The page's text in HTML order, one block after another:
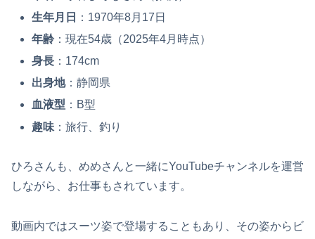
生年月日
：​1970年8月17日​
年齢 ：​現在54歳（2025年4月時点）​
身長 ：​174cm​
出身地：​静岡県​
血液型 ：​B型​
趣味 ：​旅行、釣り​
ひろさんも、めめさんと一緒にYouTubeチャンネルを運営
しながら、お仕事もされています。​
動画内ではスーツ姿で登場することもあり、その姿からビ